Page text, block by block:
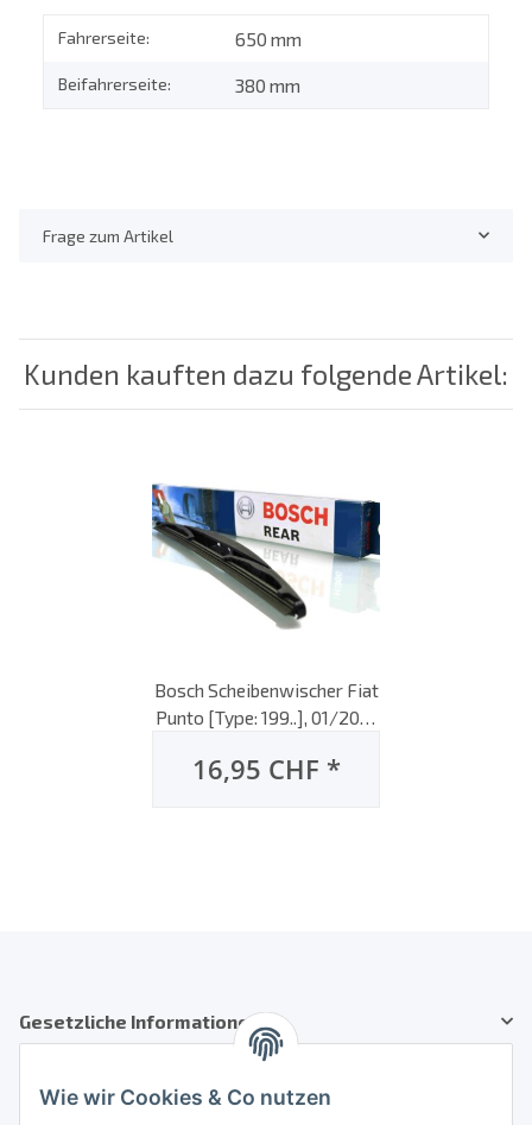
Fahrerseite: 650 mm
Beifahrerseite: 380 mm
Frage zum Artikel
Kunden kauften dazu folgende Artikel:
Bosch Scheibenwischer Fiat
Punto [Type: 199..], 01/2012
Scheibenwischer, hinten
16,95 CHF *
Gesetzliche Informationen
Wie wir Cookies & Co nutzen